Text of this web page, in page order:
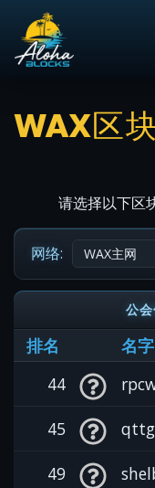
WAX区
请选择以下区
网络:
公
排名 名字
44
45
49